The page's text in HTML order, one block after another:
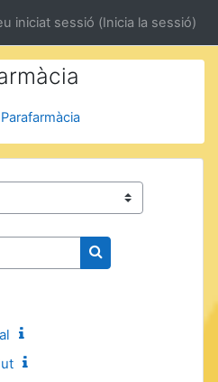
iniciat sessió (Inicia la sessió)
Cerca cursos